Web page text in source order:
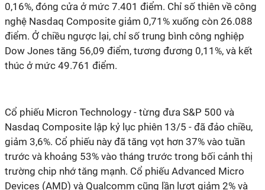
0,16%, đóng cửa ở mức 7.401 điểm. Chỉ số thiên về công
nghệ Nasdaq Composite giảm 0,71% xuống còn 26.088
điểm. Ở chiều ngược lại, chỉ số trung bình công nghiệp
Dow Jones tăng 56,09 điểm, tương đương 0,11%, và kết
thúc ở mức 49.761 điểm.
Cổ phiếu Micron Technology - từng đưa S&P 500 và
Nasdaq Composite lập kỷ lục phiên 13/5 - đã đảo chiều,
giảm 3,6%. Cổ phiếu này đã tăng vọt hơn 37% vào tuần
trước và khoảng 53% vào tháng trước trong bối cảnh thị
trường chip nhớ tăng mạnh. Cổ phiếu Advanced Micro
Devices (AMD) và Qualcomm cũng lần lượt giảm 2% và